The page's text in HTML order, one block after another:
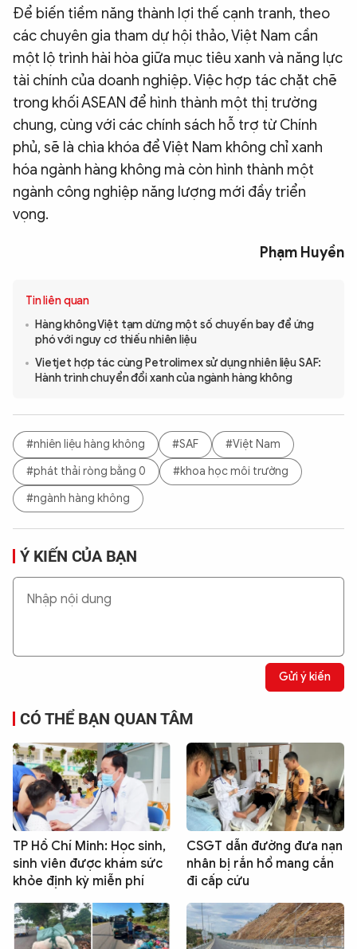
Để biến tiềm năng thành lợi thế cạnh tranh, theo
các chuyên gia tham dự hội thảo, Việt Nam cần
một lộ trình hài hòa giữa mục tiêu xanh và năng lực
tài chính của doanh nghiệp. Việc hợp tác chặt chẽ
trong khối ASEAN để hình thành một thị trường
chung, cùng với các chính sách hỗ trợ từ Chính
phủ, sẽ là chìa khóa để Việt Nam không chỉ xanh
hóa ngành hàng không mà còn hình thành một
ngành công nghiệp năng lượng mới đầy triển
vọng.
Phạm Huyền
Tin liên quan
Hàng không Việt tạm dừng một số chuyến bay để ứng
phó với nguy cơ thiếu nhiên liệu
Vietjet hợp tác cùng Petrolimex sử dụng nhiên liệu SAF:
Hành trình chuyển đổi xanh của ngành hàng không
#nhiên liệu hàng không #SAF
#Việt Nam
#phát thải ròng bằng 0
#khoa học môi trường
#ngành hàng không
Ý KIẾN CỦA BẠN
Gửi ý kiến
CÓ THỂ BẠN QUAN TÂM
TP Hồ Chí Minh: Học sinh,
sinh viên được khám sức
khỏe định kỳ miễn phí
CSGT dẫn đường đưa nạn
nhân bị rắn hổ mang cắn
đi cấp cứu